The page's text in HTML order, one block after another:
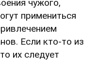
чужого,
примениться
Если кто-то из
их следует